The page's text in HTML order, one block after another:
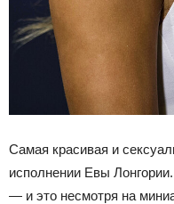
Самая красивая и
исполнении Евы
— и это несмотря на